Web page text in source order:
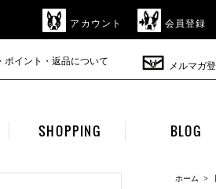
アカウント 会員登録
ポイント・返品について メルマガ
SHOPPING BLOG
ホーム >